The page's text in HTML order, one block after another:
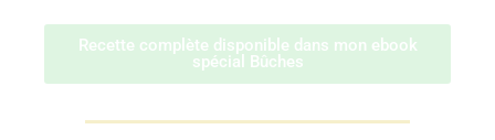
Recette complète disponible dans mon ebook
spécial Bûches